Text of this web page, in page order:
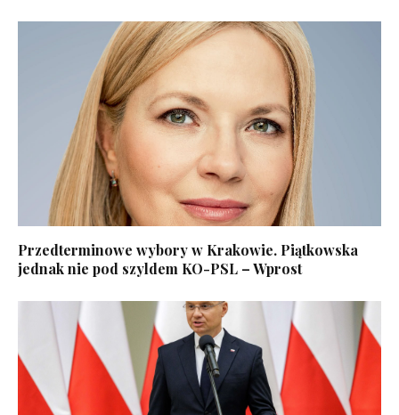
Przedterminowe wybory w Krakowie. Piątkowska
jednak nie pod szyldem KO-PSL – Wprost